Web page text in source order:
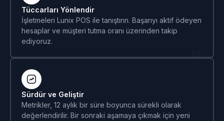
Tüccarları Yönlendir
İşletmeleri Lunix POS ile tanıştırın. Başarıyı aktif ödeyen
hesaplar ve müşteri tutma oranı üzerinden takip
ediyoruz.
Sürdür ve Geliştir
Metrikler, 12 aylık bir süre boyunca sürekli olarak
değerlendirilir. Bir sonraki aşamaya çıkmak için yeni